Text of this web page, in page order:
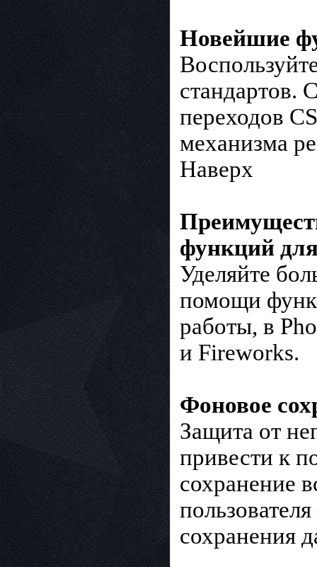
Новейшие
стандартов.
переходов
механизма
Наверх
функций
Уделяйте
помощи
работы, в
и Fireworks.
Фоновое
Защита от
привести к
сохранение
сохранения